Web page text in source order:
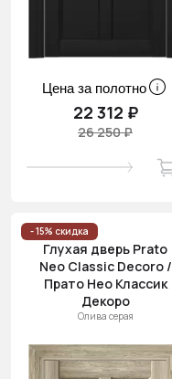
Цена за полотно
22 312 ₽
26 250 ₽
- 15% скидка
Глухая дверь Prato
Neo Classic Decoro /
Прато Нео Классик
Декоро
Олива серая